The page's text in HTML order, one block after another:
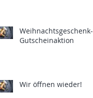
Weihnachtsgeschenk-
Gutscheinaktion
Wir öffnen wieder!